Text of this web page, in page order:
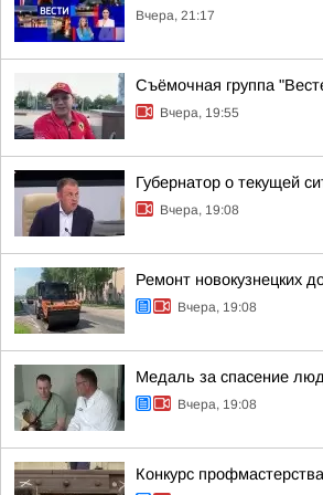
Вчера, 21:17
Съёмочная группа
Вчера, 19:55
Губернатор о текущей
Вчера, 19:08
Ремонт новокузнецких
Вчера, 19:08
Медаль за спасение
Вчера, 19:08
Конкурс